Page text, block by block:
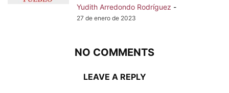
Yudith Arredondo Rodríguez -
27 de enero de 2023
NO COMMENTS
LEAVE A REPLY